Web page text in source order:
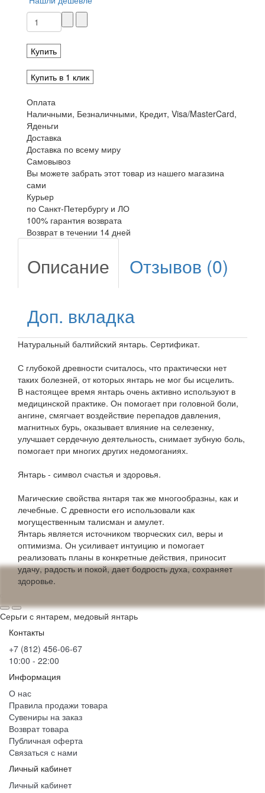
Купить
Купить в 1 клик
Оплата
Наличными, Безналичными, Кредит, Visa/MasterCard,
Яденьги
Доставка
Доставка по всему миру
Самовывоз
Вы можете забрать этот товар из нашего магазина
сами
Курьер
по Санкт-Петербургу и ЛО
100% гарантия возврата
Возврат в течении 14 дней
Описание
Отзывов (0)
Доп. вкладка
Натуральный балтийский янтарь. Сертификат.
С глубокой древности считалось, что практически нет
таких болезней, от которых янтарь не мог бы исцелить.
В настоящее время янтарь очень активно используют в
медицинской практике. Он помогает при головной боли,
ангине, смягчает воздействие перепадов давления,
магнитных бурь, оказывает влияние на селезенку,
улучшает сердечную деятельность, снимает зубную боль,
помогает при многих других недомоганиях.
Янтарь - символ счастья и здоровья.
Магические свойства янтаря так же многообразны, как и
лечебные. С древности его использовали как
могущественным талисман и амулет.
Янтарь является источником творческих сил, веры и
оптимизма. Он усиливает интуицию и помогает
реализовать планы в конкретные действия, приносит
удачу, радость и покой, дает бодрость духа, сохраняет
здоровье.
Серьги с янтарем, медовый янтарь
Контакты
+7 (812) 456-06-67
10:00 - 22:00
Информация
О нас
Правила продажи товара
Сувениры на заказ
Возврат товара
Публичная оферта
Связаться с нами
Личный кабинет
Личный кабинет